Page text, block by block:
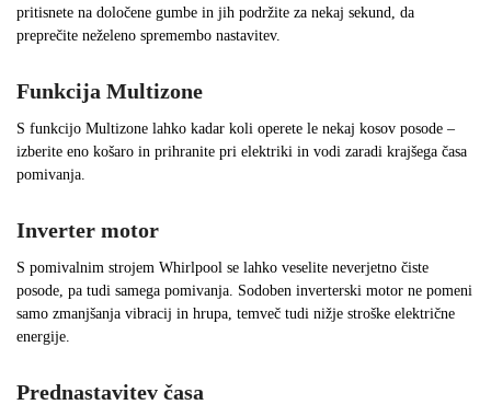
pritisnete na določene gumbe in jih podržite za nekaj sekund, da
preprečite neželeno spremembo nastavitev.
Funkcija Multizone
S funkcijo Multizone lahko kadar koli operete le nekaj kosov posode –
izberite eno košaro in prihranite pri elektriki in vodi zaradi krajšega časa
pomivanja.
Inverter motor
S pomivalnim strojem Whirlpool se lahko veselite neverjetno čiste
posode, pa tudi samega pomivanja. Sodoben inverterski motor ne pomeni
samo zmanjšanja vibracij in hrupa, temveč tudi nižje stroške električne
energije.
Prednastavitev časa